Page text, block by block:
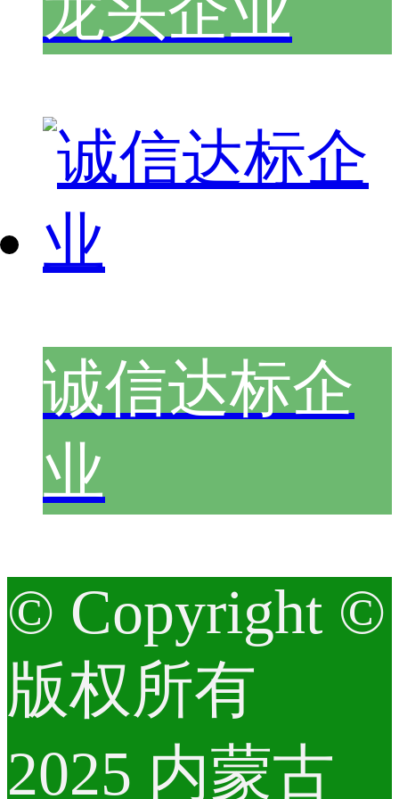
诚信达标企
业
© Copyright ©
版权所有
2025 内蒙古